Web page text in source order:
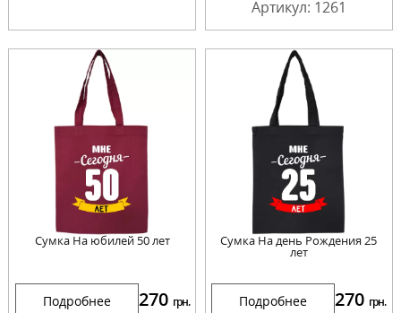
Артикул: 1261
Сумка На юбилей 50 лет
Подробнее 270 грн.
Сумка На день Рождения 25
лет
Подробнее 270 грн.